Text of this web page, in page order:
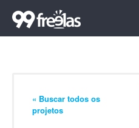
« Buscar todos os
projetos